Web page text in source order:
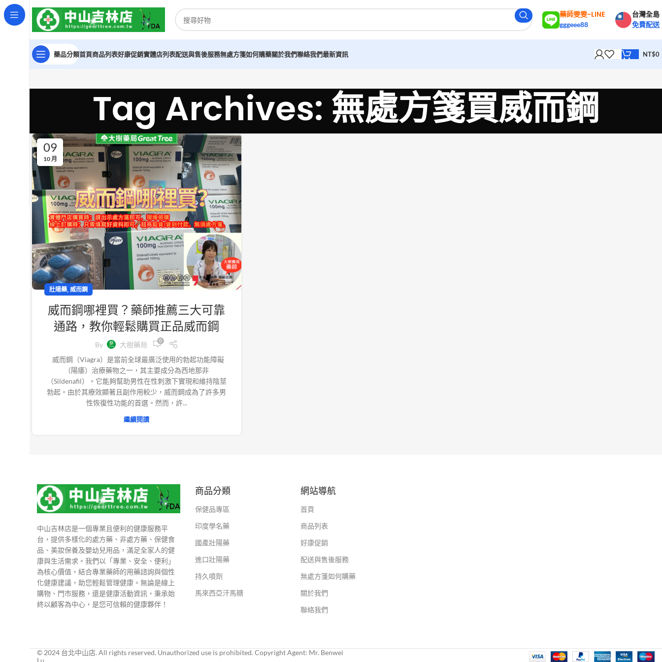
藥師雯雯-LINE
gggeee88
台灣全島
免費配送
藥品分類首頁商品列表好康促銷實體店列表配送與售後服務無處方箋如何購藥關於我們聯絡我們最新資訊 NT$0
Tag Archives: 無處方箋買威而鋼
09
10 月
壯陽藥, 威而鋼
威而鋼哪裡買？藥師推薦三大可靠
通路，教你輕鬆購買正品威而鋼
By 大樹藥局 0
威而鋼（Viagra）是當前全球最廣泛使用的勃起功能障礙
（陽痿）治療藥物之一，其主要成分為西地那非
（Sildenafil）。它能夠幫助男性在性刺激下實現和維持陰莖
勃起。由於其療效顯著且副作用較少，威而鋼成為了許多男
性恢復性功能的首選。然而，許...
繼續閱讀
中山吉林店是一個專業且便利的健康服務平
台，提供多樣化的處方藥、非處方藥、保健食
品、美妝保養及嬰幼兒用品，滿足全家人的健
康與生活需求。我們以「專業、安全、便利」
為核心價值，結合專業藥師的用藥諮詢與個性
化健康建議，助您輕鬆管理健康。無論是線上
購物、門市服務，還是健康活動資訊，秉承始
終以顧客為中心，是您可信賴的健康夥伴！
商品分類
保健品專區
印度學名藥
國產壯陽藥
進口壯陽藥
持久噴劑
馬來西亞汗馬糖
網站導航
首頁
商品列表
好康促銷
配送與售後服務
無處方箋如何購藥
關於我們
聯絡我們
© 2024 台北中山店. All rights reserved. Unauthorized use is prohibited. Copyright Agent: Mr. Benwei
Lu.